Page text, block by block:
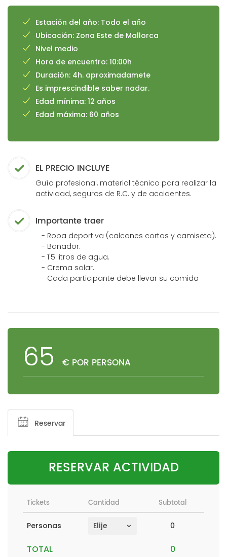
Estación del año: Todo el año
Ubicación: Zona Este de Mallorca
Nivel medio
Hora de encuentro: 10:00h
Duración: 4h. aproximadamete
Es imprescindible saber nadar.
Edad mínima: 12 años
Edad máxima: 60 años
EL PRECIO INCLUYE
Guía profesional, material técnico para realizar la
actividad, seguros de R.C. y de accidentes.
Importante traer
- Ropa deportiva (calcones cortos y camiseta).
- Bañador.
- 1'5 litros de agua.
- Crema solar.
- Cada participante debe llevar su comida
65 € POR PERSONA
Reservar
RESERVAR ACTIVIDAD
Tickets Cantidad Subtotal
TOTAL
Personas 0